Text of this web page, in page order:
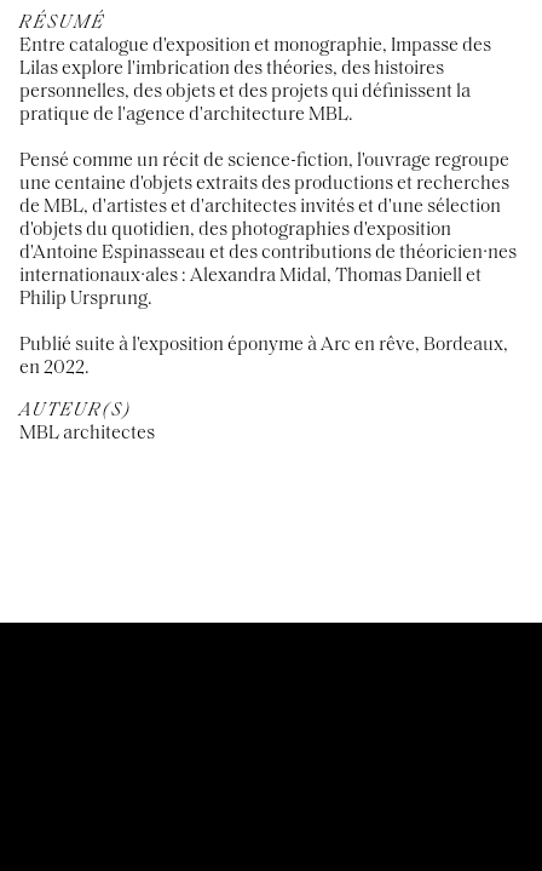
RÉSUMÉ
Entre catalogue d'exposition et monographie, Impasse des
Lilas explore l'imbrication des théories, des histoires
personnelles, des objets et des projets qui définissent la
pratique de l'agence d'architecture MBL.
Pensé comme un récit de science-fiction, l'ouvrage regroupe
une centaine d'objets extraits des productions et recherches
de MBL, d'artistes et d'architectes invités et d'une sélection
d'objets du quotidien, des photographies d'exposition
d'Antoine Espinasseau et des contributions de théoricien·nes
internationaux·ales : Alexandra Midal, Thomas Daniell et
Philip Ursprung.
Publié suite à l'exposition éponyme à Arc en rêve, Bordeaux,
en 2022.
AUTEUR(S)
MBL architectes